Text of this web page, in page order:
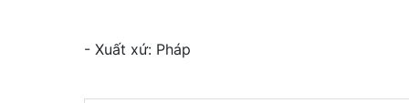
- Xuất xứ: Pháp